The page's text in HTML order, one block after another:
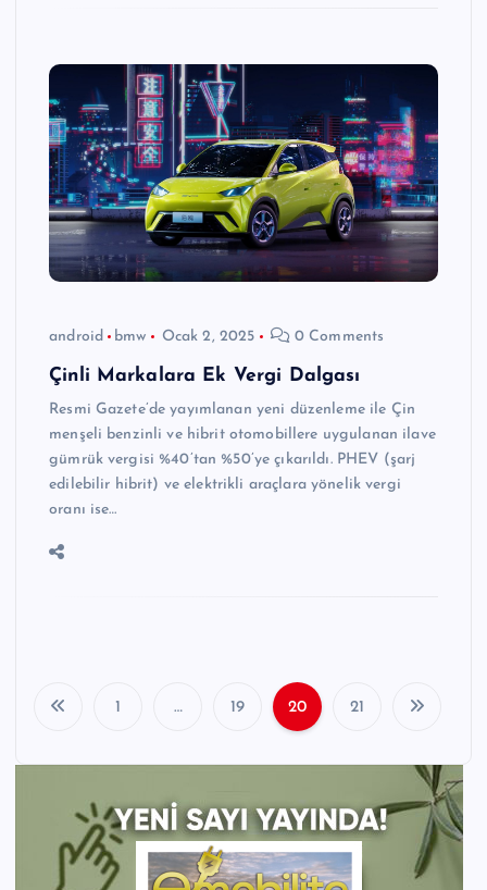
android bmw Ocak 2, 2025 0 Comments
Çinli Markalara Ek Vergi Dalgası
Resmi Gazete’de yayımlanan yeni düzenleme ile Çin
menşeli benzinli ve hibrit otomobillere uygulanan ilave
gümrük vergisi %40’tan %50’ye çıkarıldı. PHEV (şarj
edilebilir hibrit) ve elektrikli araçlara yönelik vergi
oranı ise…
z
1 … 19 20 21